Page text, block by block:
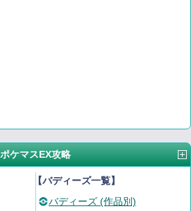
ポケマスEX攻略
【バディーズ一覧】
バディーズ (作品別)